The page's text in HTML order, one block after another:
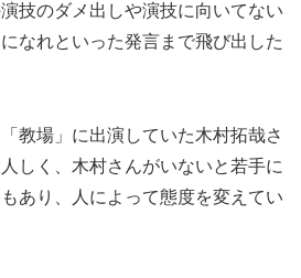
技のダメ出しや演技に向いてない
なれといった発言まで飛び出した
教場」に出演していた木村拓哉さ
しく、木村さんがいないと若手に
あり、人によって態度を変えてい